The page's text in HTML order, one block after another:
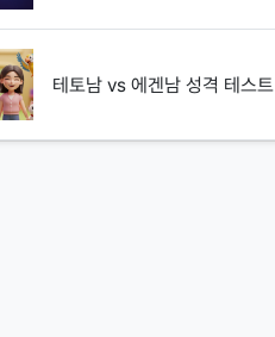
테토남 vs 에겐남 성격 테스트